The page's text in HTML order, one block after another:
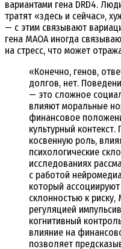
вариантами гена DRD4.
тратят «здесь и сейчас»,
— с этим связывают
гена MAOAиногда
на стресс, что может
«Конечно, генов,
долгов, нет.
— это сложное
влияют моральные
финансовое
культурный контекст.
косвенную роль,
психологические
исследованиях
с работой
который
склонностью к риску,
регуляцией
когнитивный
влияние на
позволяет